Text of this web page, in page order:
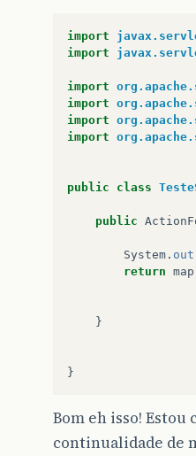
import
import
import
import
import
import
public class
public
System . out
return map
}
}
Bom eh isso!
continualidade de